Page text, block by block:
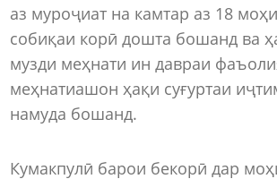
аз муроҷиат на камтар аз 18
собиқаи корӣ дошта бошанд ва
музди меҳнати ин давраи
меҳнатиашон ҳақи суғуртаи
намуда бошанд.
Кумакпулӣ барои бекорӣ дар